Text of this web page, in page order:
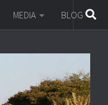
MEDIA BLOG